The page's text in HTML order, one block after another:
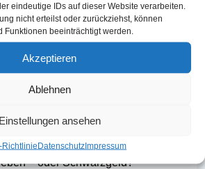
eindeutige IDs auf dieser Website verarbeiten.
nicht erteilst oder zurückziehst, können
Funktionen beeinträchtigt werden.
Akzeptieren
Ablehnen
Einstellungen ansehen
DatenschutzImpressum
Suchen
– oder Schwarzgeld?